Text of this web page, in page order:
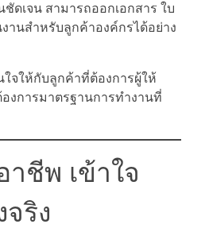
ดเจน สามารถออกเอกสาร ใบ
านสำหรับลูกค้าองค์กรได้อย่าง
จให้กับลูกค้าที่ต้องการผู้ให้
งการมาตรฐานการทำงานที่
ชีพ เข้าใจ
ริง